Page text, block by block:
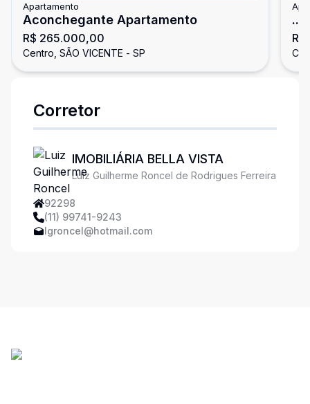
Apartamento
Aconchegante Apartamento
R$ 265.000,00
Centro, SÃO VICENTE - SP
...
Corretor
IMOBILIÁRIA BELLA VISTA
Luiz Guilherme Roncel de Rodrigues Ferreira
92298
(11) 99741-9243
lgroncel@hotmail.com